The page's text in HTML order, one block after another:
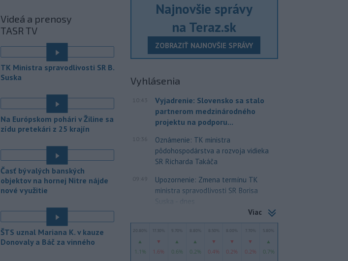
ospravedlnilo v
kontroverzným plánom predať
podiely na budúcich ziskoch z
majstrovstiev sveta súkromným
investorom. Na stretnutí v Rabate
členovia FIFA plne podporili
prezidenta Gianniho Infantina.
Americký štát Nové Mexiko v
stredu zažaloval ministerstvo
spravodlivosti USA a povereného
ministra Todda Blanchea. Tvrdí, že
federálne úrady mu bránia vo
vyšetrovaní sexuálnych trestných činov
odsúdeného sexuálneho delikventa
Jeffreyho Epsteina.
22:44 - Štátny tajomník
ministerstva životného prostredia
komisia (EK) dala za pravdu v
súvislosti s vládnou pripomienkou k
zonáciám národných parkov (NP) a
naďalej je tak ohrozených 450
Videá a prenosy
TASR TV
TK Ministra spravodlivosti SR B.
Suska
Na Európskom pohári v Žiline sa
zídu pretekári z 25 krajín
Časť bývalých banských
objektov na hornej Nitre nájde
nové využitie
ŠTS uznal Mariana K. v kauze
Donovaly a Báč za vinného
Najnovšie správy
na Teraz.sk
ZOBRAZIŤ NAJNOVŠIE SPRÁVY
Vyhlásenia
10:43
Vyjadrenie: Slovensko sa stalo
partnerom medzinárodného
projektu na podporu...
10:36
Oznámenie: TK ministra
pôdohospodárstva a rozvoja vidieka
SR Richarda Takáča
09:49
Upozornenie: Zmena termínu TK
ministra spravodlivosti SR Borisa
Suska - dnes
Viac